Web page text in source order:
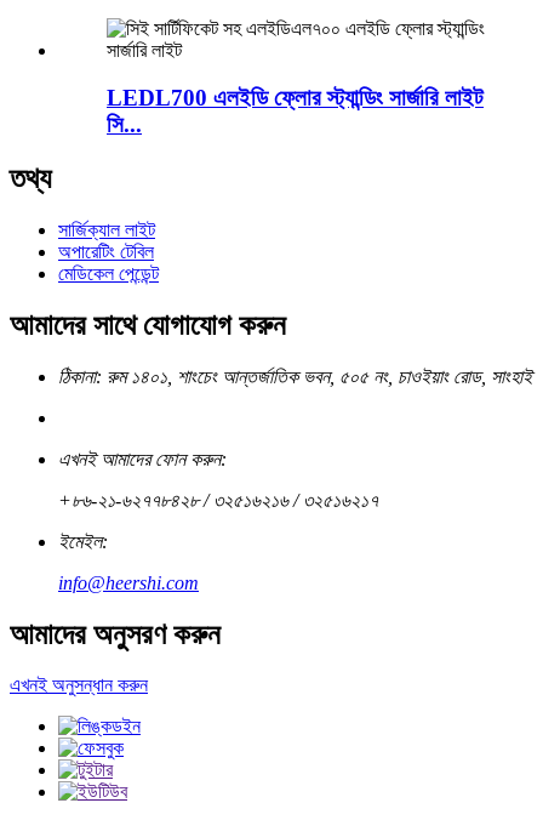
LEDL700 এলইডি ফ্লোর স্ট্যান্ডিং সার্জারি লাইট
সি...
তথ্য
সার্জিক্যাল লাইট
অপারেটিং টেবিল
মেডিকেল পেন্ডেন্ট
আমাদের সাথে যোগাযোগ করুন
ঠিকানা: রুম ১৪০১, শাংচেং আন্তর্জাতিক ভবন, ৫০৫ নং, চাওইয়াং রোড, সাংহাই
এখনই আমাদের ফোন করুন:
+৮৬-২১-৬২৭৭৮৪২৮ / ৩২৫১৬২১৬ / ৩২৫১৬২১৭
ইমেইল:
info@heershi.com
আমাদের অনুসরণ করুন
এখনই অনুসন্ধান করুন